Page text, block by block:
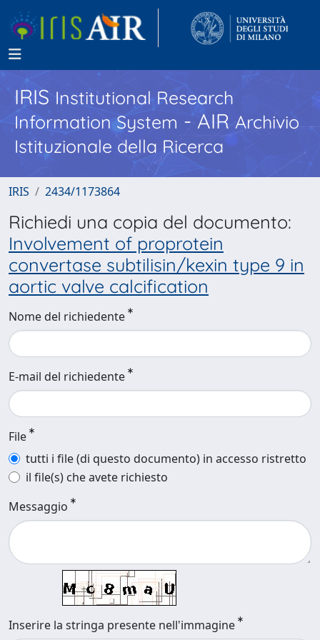
IRISInstitutional Research
Information System - AIR Archivio
Istituzionale della Ricerca
IRIS 2434/1173864
Richiedi una copia del documento:
Involvement of proprotein
convertase subtilisin/kexin type 9 in
aortic valve calcification
Nome del richiedente
E-mail del richiedente
File
tutti i file (di questo documento) in accesso ristretto
il file(s) che avete richiesto
Messaggio
Inserire la stringa presente nell'immagine